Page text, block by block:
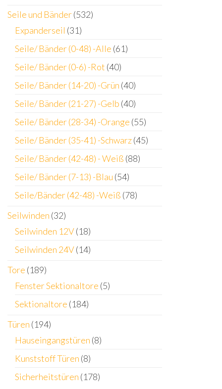
Seile und Bänder(532)
Expanderseil (31)
Seile/ Bänder (0-48) -Alle (61)
Seile/ Bänder (0-6) -Rot (40)
Seile/ Bänder (14-20) -Grün (40)
Seile/ Bänder (21-27) -Gelb (40)
Seile/ Bänder (28-34) -Orange (55)
Seile/ Bänder (35-41) -Schwarz(45)
Seile/ Bänder (42-48) - Weiß (88)
Seile/ Bänder (7-13) -Blau (54)
Seile/Bänder (42-48) -Weiß (78)
Seilwinden (32)
Seilwinden 12V(18)
Seilwinden 24V(14)
Tore (189)
Fenster Sektionaltore (5)
Sektionaltore (184)
Türen (194)
Hauseingangstüren (8)
Kunststoff Türen (8)
Sicherheitstüren (178)